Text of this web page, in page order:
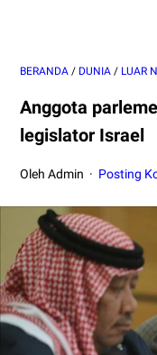
BERANDA / DUNIA / LUAR
Anggota
legislator Israel
Oleh Admin Posting